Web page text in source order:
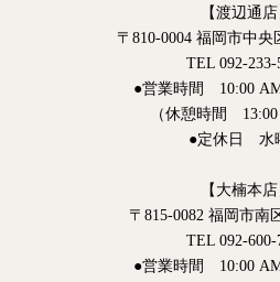
【渡辺通店
〒810-0004 福岡市中央
TEL 092-233-
●営業時間 10:00
（休憩時間 13:00
●定休日 水
【大楠本店
〒815-0082 福岡市南
TEL 092-600-
●営業時間 10:00